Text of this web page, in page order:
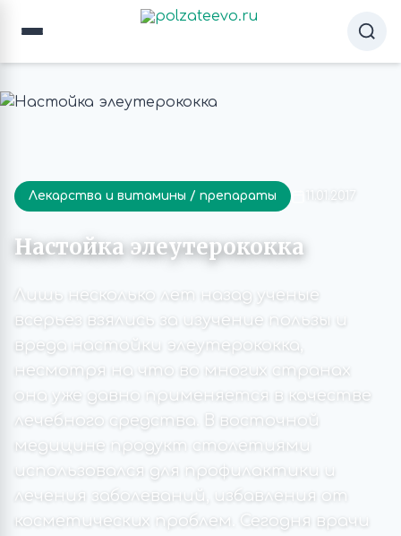
Лекарства и витамины / препараты 11.01.2017
Настойка элеутерококка
Лишь несколько лет назад ученые
всерьез взялись за изучение пользы и
вреда настойки элеутерококка,
несмотря на что во многих странах
она уже давно применяется в качестве
лечебного средства. В восточной
медицине продукт столетиями
использовался для профилактики и
лечения заболеваний, избавления от
косметических проблем. Сегодня врачи